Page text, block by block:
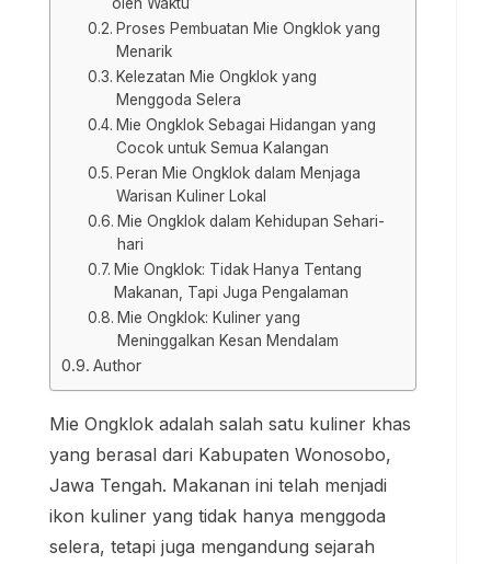
Proses Pembuatan Mie Ongklok yang
Menarik
Kelezatan Mie Ongklok yang
Menggoda Selera
Mie Ongklok Sebagai Hidangan yang
Cocok untuk Semua Kalangan
Peran Mie Ongklok dalam Menjaga
Warisan Kuliner Lokal
Mie Ongklok dalam Kehidupan Sehari-
hari
Mie Ongklok: Tidak Hanya Tentang
Makanan, Tapi Juga Pengalaman
Mie Ongklok: Kuliner yang
Meninggalkan Kesan Mendalam
Author
Mie Ongklok adalah salah satu kuliner khas
yang berasal dari Kabupaten Wonosobo,
Jawa Tengah. Makanan ini telah menjadi
ikon kuliner yang tidak hanya menggoda
selera, tetapi juga mengandung sejarah